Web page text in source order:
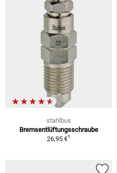
stahlbus
Bremsentlüftungsschraube
26,95 €1